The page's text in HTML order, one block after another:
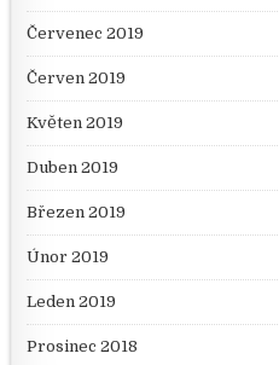
Červenec 2019
Červen 2019
Květen 2019
Duben 2019
Březen 2019
Únor 2019
Leden 2019
Prosinec 2018